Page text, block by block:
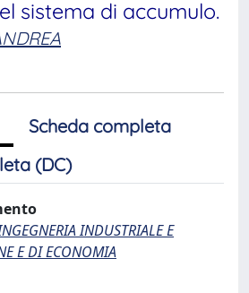
sistema di accumulo.
Scheda completa
(DC)
INDUSTRIALE E
E DI ECONOMIA